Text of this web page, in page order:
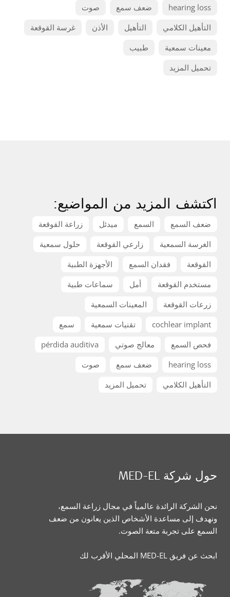
hearing loss
ضعف سمع
صوت
التأهيل الكلامي
التأهيل الأذن
غرسة القوقعة
معينات سمعية
طبيب
تحميل المزيد
اكتشف المزيد من المواضيع:
ضعف السمع السمع ميدئل
زراعة القوقعة
الغرسة السمعية
زارعي القوقعة
حلول سمعية
القوقعة
فقدان السمع
الأجهزة الطبية
مستخدم القوقعة
أمل
سماعات طبية
زرعات القوقعة
المعينات السمعية
cochlear implant
تقنيات سمعية
سمع
فحص السمع
معالج صوتي
pérdida auditiva
hearing loss
ضعف سمع
صوت
التأهيل الكلامي
تحميل المزيد
حول شركة MED-EL
نحن الشركة الرائدة عالمياً في مجال زراعة السمع،
ونهدف إلى مساعدة الأشخاص الذين يعانون من ضعف
السمع على تجربة متعة الصوت.
ابحث عن فريق MED-EL المحلي الأقرب لك